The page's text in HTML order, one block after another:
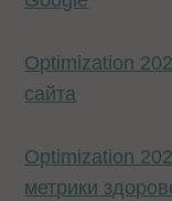
Optimization
сайта
Optimization
метрики